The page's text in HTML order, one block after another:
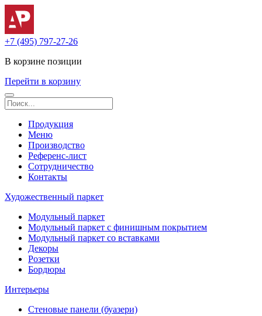
+7 (495) 797-27-26
В корзине позиции
Перейти в корзину
Продукция
Меню
Производство
Референс-лист
Сотрудничество
Контакты
Художественный паркет
Модульный паркет
Модульный паркет с финишным покрытием
Модульный паркет со вставками
Декоры
Розетки
Бордюры
Интерьеры
Стеновые панели (буазери)